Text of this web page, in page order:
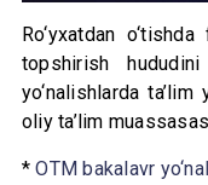
Ro‘yxatdan
topshirish
yo‘nalishlarda
oliy ta’lim
*OTM bakalavr